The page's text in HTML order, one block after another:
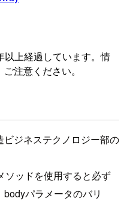
以上経過しています。情
注意ください。
ジネステクノロジー部の
ソッドを使用すると必ず
パラメータのバリ